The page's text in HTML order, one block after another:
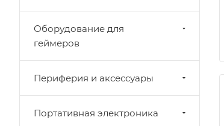
Оборудование для
геймеров
Периферия и аксессуары
Портативная электроника